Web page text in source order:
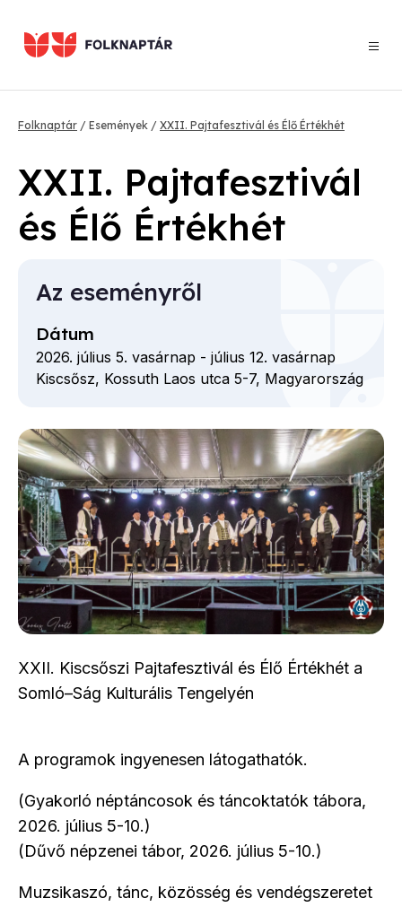
tartalomra
Morzsa
Folknaptár Események XXII. Pajtafesztivál és Élő Értékhét
XXII. Pajtafesztivál
és Élő Értékhét
XXII. Kiscsőszi Pajtafesztivál és Élő Értékhét a
Somló–Ság Kulturális Tengelyén
A programok ingyenesen látogathatók.
(Gyakorló néptáncosok és táncoktatók tábora,
2026. július 5-10.)
(Dűvő népzenei tábor, 2026. július 5-10.)
Muzsikaszó, tánc, közösség és vendégszeretet
Az eseményről
Dátum
2026. július 5. vasárnap - július 12. vasárnap
Kiscsősz, Kossuth Laos utca 5-7, Magyarország